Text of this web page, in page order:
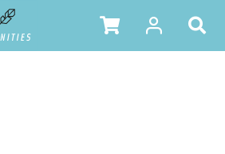
TABLE DES MATIÈRES